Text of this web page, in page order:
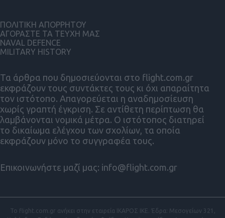
Τα άρθρα που δημοσιεύονται στο flight.com.gr
εκφράζουν τους συντάκτες τους κι όχι απαραίτητα
τον ιστότοπο. Απαγορεύεται η αναδημοσίευση
χωρίς γραπτή έγκριση. Σε αντίθετη περίπτωση θα
λαμβάνονται νομικά μέτρα. Ο ιστότοπος διατηρεί
το δικαίωμα ελέγχου των σχολίων, τα οποία
εκφράζουν μόνο το συγγραφέα τους.
Επικοινωνήστε μαζί μας: info@flight.com.gr
ΠΟΛΙΤΙΚΗ ΑΠΟΡΡΗΤΟΥ
ΑΓΟΡΑΣΤΕ ΤΑ ΤΕΥΧΗ ΜΑΣ
NAVAL DEFENCE
MILITARY HISTORY
Το flight.com.gr ανήκει στην εταιρεία ΙΚΑΡΟΣ ΙΚΕ. Έδρα: Μεσογείων 321,